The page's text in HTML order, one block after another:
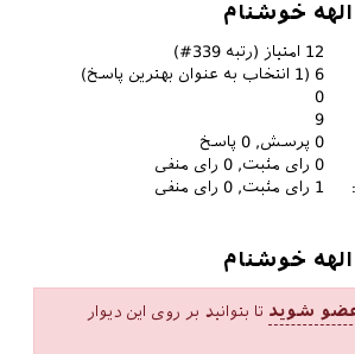
خوشنام
12 امتیاز (رتبه339
#)
6
(
1 انتخاب به عنوان بهترین پاسخ)
0
9
0 پرسش,0 پاسخ
0 رای مثبت,0 رای منفی
1 رای مثبت,0 رای منفی
الهه خوشنام
شوید تا بتوانید بر روی این دیوار